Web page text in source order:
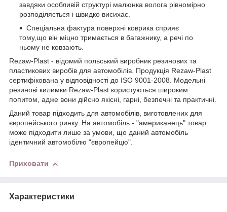
завдяки особливій структурі малюнка волога рівномірно
розподіляється і швидко висихає.
Спеціальна фактура поверхні коврика сприяє
тому,що він міцно тримається в багажнику, а речі по
ньому не ковзають.
Rezaw-Plast - відомий польський виробник резинових та
пластикових виробів для автомобілів. Продукція Rezaw-Plast
сертифікована у відповідності до ISO 9001-2008. Модельні
резинові килимки Rezaw-Plast користуються широким
попитом, адже вони дійсно якісні, гарні, безпечні та практичні.
Даний товар підходить для автомобілів, виготовлених для
європейського ринку. На автомобіль - "американець" товар
може підходити лише за умови, що даний автомобіль
ідентичний автомобілю "європейцю".
Приховати
Характеристики